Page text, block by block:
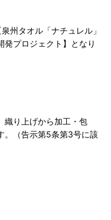
州タオル「ナチュレル」
プロジェクト】となり
織り上げから加工・包
。（告示第5条第3号に該